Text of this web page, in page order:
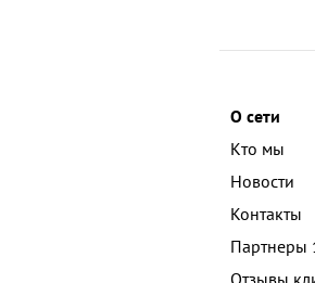
О сети
Кто мы
Новости
Контакты
Партнеры
Отзывы